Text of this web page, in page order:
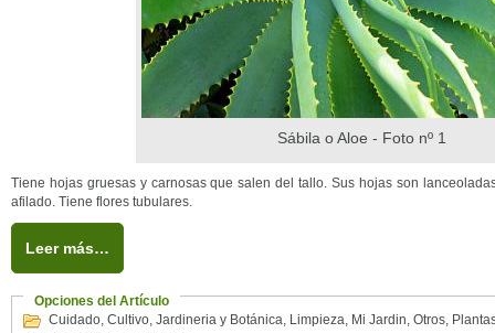
Sábila o Aloe - Foto nº 1
Tiene hojas gruesas y carnosas que salen del tallo. Sus hojas son
afilado. Tiene flores tubulares.
Leer más…
Opciones del Artículo
Cuidado, Cultivo, Jardineria y Botánica, Limpieza, Mi Jardin, Otros,